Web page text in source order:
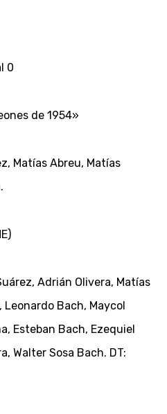
0
de 1954»
Matías Abreu, Matías
Adrián Olivera, Matías
Leonardo Bach, Maycol
Esteban Bach, Ezequiel
Walter Sosa Bach. DT: